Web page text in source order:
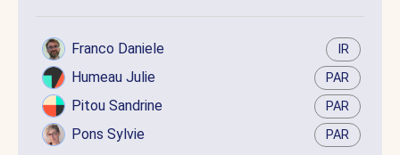
Franco Daniele IR
Humeau Julie PAR
Pitou Sandrine PAR
Pons Sylvie PAR